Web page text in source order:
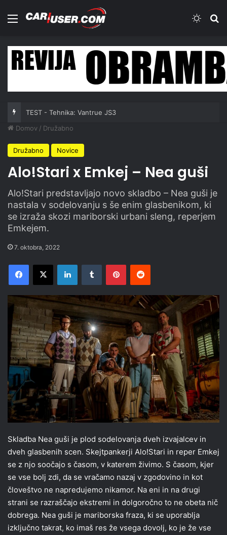
Meni
TEST - Tehnika: Vantrue JS3
Domov / Družabno
Družabno Novice
Alo!Stari x Emkej – Nea guši
Alo!Stari predstavljajo novo skladbo – Nea guši je
nastala v sodelovanju s še enim glasbenikom, ki
se izraža skozi mariborski urbani sleng, reperjem
Emkejem.
7. oktobra, 2022
Facebook
X LinkedInTumblr PinterestReddit
Skladba Nea guši je plod sodelovanja dveh izvajalcev in
dveh glasbenih scen. Skejtpankerji Alo!Stari in reper Emkej
se z njo soočajo s časom, v katerem živimo. S časom, kjer
se vse bolj zdi, da se vračamo nazaj v zgodovino in kot
človeštvo ne napredujemo nikamor. Na eni in na drugi
strani se razraščajo ekstremi in dolgoročno to ne obeta nič
dobrega. Nea guši je mariborska fraza, ki se uporablja
izključno takrat, ko imaš res že vsega dovolj, ko je že vse